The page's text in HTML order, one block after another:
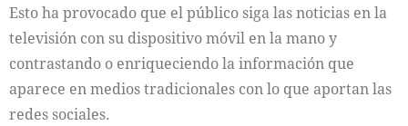
Esto ha provocado que el público siga las noticias en la
televisión con su dispositivo móvil en la mano y
contrastando o enriqueciendo la información que
aparece en medios tradicionales con lo que aportan las
redes sociales.